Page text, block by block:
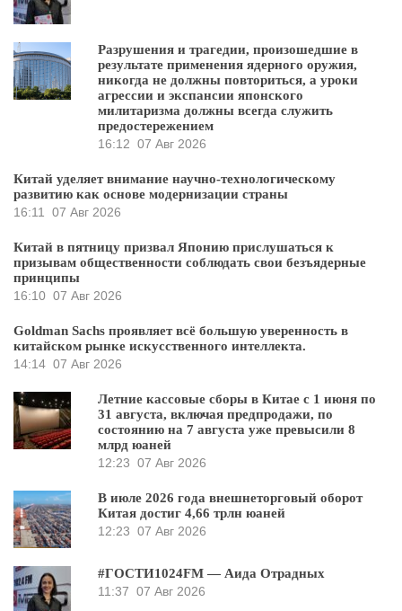
Разрушения и трагедии, произошедшие в
результате применения ядерного оружия,
никогда не должны повториться, а уроки
агрессии и экспансии японского
милитаризма должны всегда служить
предостережением
16:12 07 Авг 2026
Китай уделяет внимание научно-технологическому
развитию как основе модернизации страны
16:11
07 Авг 2026
Китай в пятницу призвал Японию прислушаться к
призывам общественности соблюдать свои безъядерные
принципы
16:10 07 Авг 2026
Goldman Sachs проявляет всё большую уверенность в
китайском рынке искусственного интеллекта.
14:14 07 Авг 2026
Летние кассовые сборы в Китае с 1 июня по
31 августа, включая предпродажи, по
состоянию на 7 августа уже превысили 8
млрд юаней
12:23 07 Авг 2026
В июле 2026 года внешнеторговый оборот
Китая достиг 4,66 трлн юаней
12:23 07 Авг 2026
#ГОСТИ1024FM — Аида Отрадных
11:37 07 Авг 2026